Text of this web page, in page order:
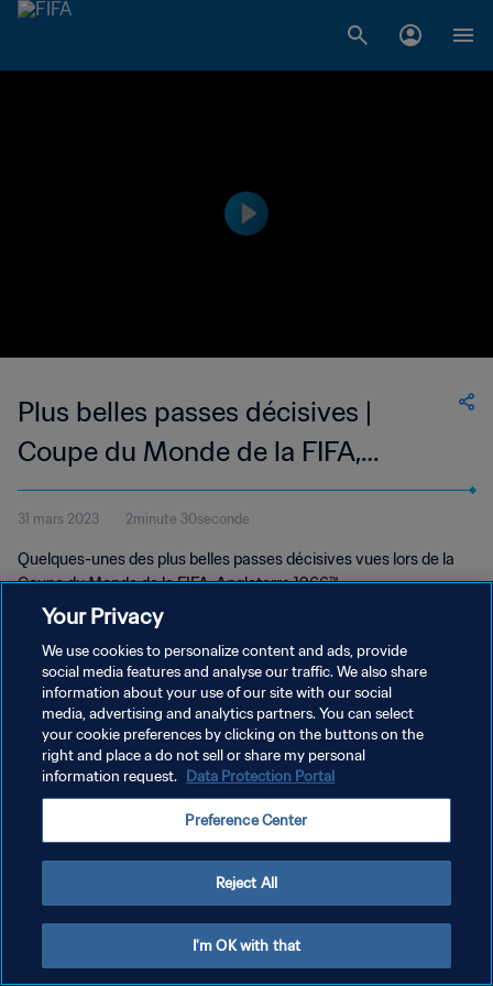
Plus belles passes décisives |
Coupe du Monde de la FIFA,
Angleterre 1966™
31 mars 2023 2minute 30seconde
Quelques-unes des plus belles passes décisives vues lors de la
Coupe du Monde de la FIFA, Angleterre 1966™
POLITIQUE DE CONFIDENTIALITÉ
CONDITIONS D'UTILISATION
GÉRER VOS PRÉFÉRENCES SUR LES COOKIES
Your Privacy
We use cookies to personalize content and ads, provide
social media features and analyse our traffic. We also share
information about your use of our site with our social
media, advertising and analytics partners. You can select
your cookie preferences by clicking on the buttons on the
right and place a do not sell or share my personal
information request. Data Protection Portal
Preference Center
Reject All
I'm OK with that